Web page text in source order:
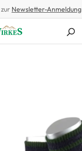
zur Newsletter-Anmeldung